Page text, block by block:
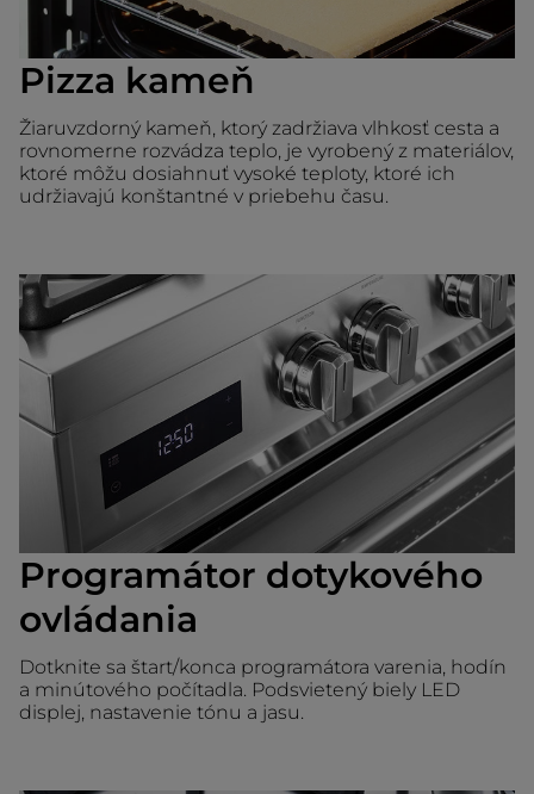
Pizza kameň
Žiaruvzdorný kameň, ktorý zadržiava vlhkosť cesta a
rovnomerne rozvádza teplo, je vyrobený z materiálov,
ktoré môžu dosiahnuť vysoké teploty, ktoré ich
udržiavajú konštantné v priebehu času.
Programátor dotykového
ovládania
Dotknite sa štart/konca programátora varenia, hodín
a minútového počítadla. Podsvietený biely LED
displej, nastavenie tónu a jasu.